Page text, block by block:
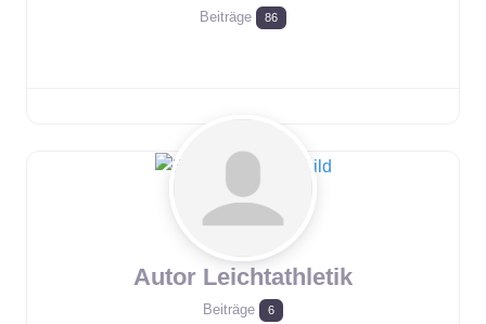
Beiträge 86
Autor Leichtathletik
Beiträge 6